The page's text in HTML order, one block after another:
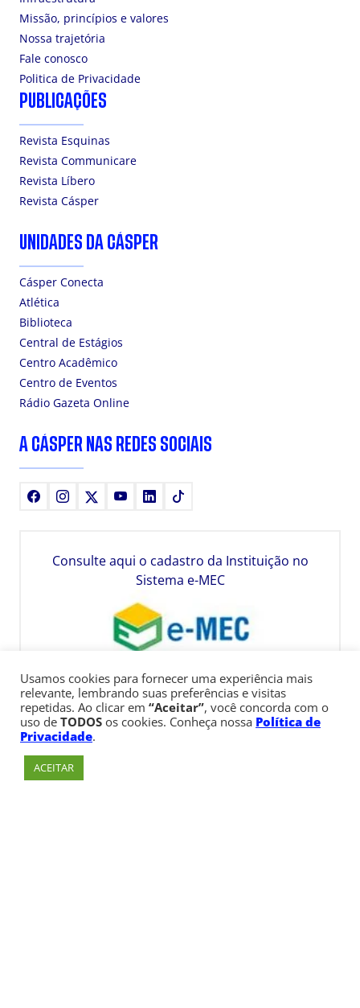
Missão, princípios e valores
Nossa trajetória
Fale conosco
Politica de Privacidade
PUBLICAÇÕES
Revista Esquinas
Revista Communicare
Revista Líbero
Revista Cásper
UNIDADES DA CÁSPER
Cásper Conecta
Atlética
Biblioteca
Central de Estágios
Centro Acadêmico
Centro de Eventos
Rádio Gazeta Online
A CÁSPER NAS REDES SOCIAIS
FacebookInstagram YoutubeLinkedIn
Consulte aqui o cadastro da Instituição no
Sistema e-MEC
Usamos cookies para fornecer uma experiência mais
relevante, lembrando suas preferências e visitas
repetidas. Ao clicar em “Aceitar”, você concorda com o
uso de TODOS os cookies. Conheça nossa Política de
Privacidade.
ACEITAR